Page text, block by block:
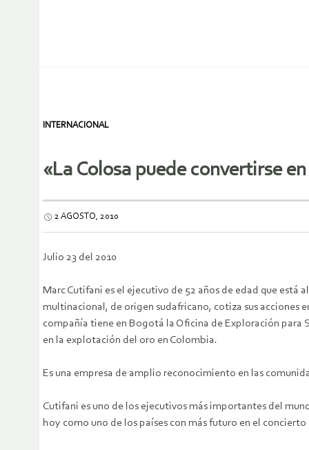
INTERNACIONAL
«La Colosa puede convertirse
2 AGOSTO, 2010
Julio 23 del 2010
Marc Cutifani es el ejecutivo de 52 años de edad que
multinacional, de origen sudafricano, cotiza sus acciones
compañía tiene en Bogotá la Oficina de Exploración para
en la explotación del oro en Colombia.
Es una empresa de amplio reconocimiento en las
Cutifani es uno de los ejecutivos más importantes del
hoy como uno de los países con más futuro en el